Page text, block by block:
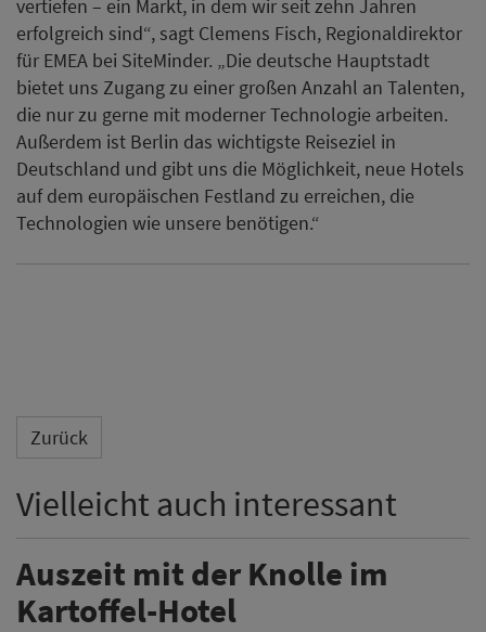
vertiefen – ein Markt, in dem wir seit zehn Jahren
erfolgreich sind“, sagt Clemens Fisch, Regionaldirektor
für EMEA bei SiteMinder. „Die deutsche Hauptstadt
bietet uns Zugang zu einer großen Anzahl an Talenten,
die nur zu gerne mit moderner Technologie arbeiten.
Außerdem ist Berlin das wichtigste Reiseziel in
Deutschland und gibt uns die Möglichkeit, neue Hotels
auf dem europäischen Festland zu erreichen, die
Technologien wie unsere benötigen.“
Zurück
Vielleicht auch interessant
Auszeit mit der Knolle im
Kartoffel-Hotel